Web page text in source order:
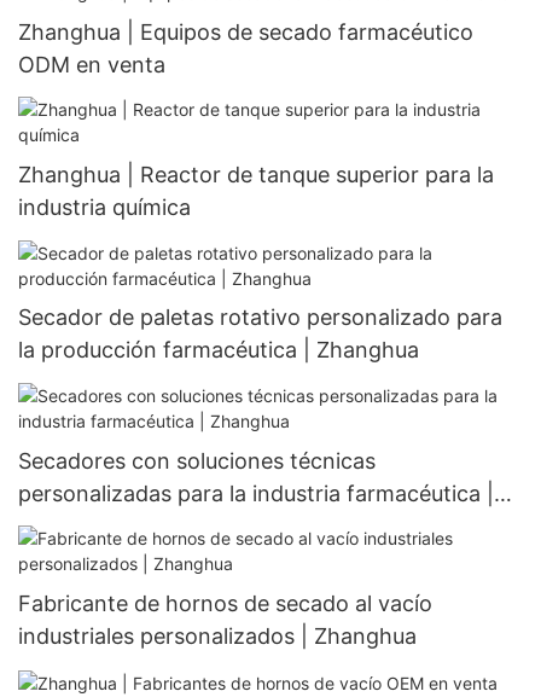
Zhanghua | Equipos de secado farmacéutico
ODM en venta
Zhanghua | Reactor de tanque superior para la
industria química
Secador de paletas rotativo personalizado para
la producción farmacéutica | Zhanghua
Secadores con soluciones técnicas
personalizadas para la industria farmacéutica |
Zhanghua
Fabricante de hornos de secado al vacío
industriales personalizados | Zhanghua